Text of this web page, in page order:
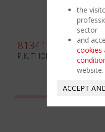
813410
P.K. THOMAS N.1
the
sector
and
cookies
website.
ACCEPT